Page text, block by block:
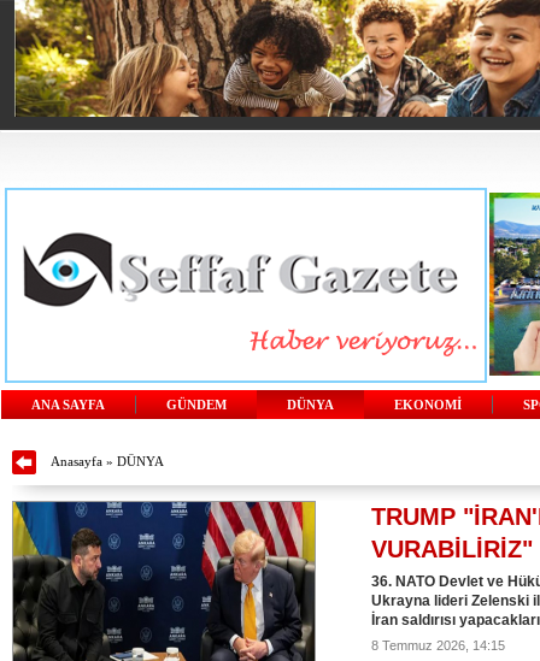
ANA SAYFA GÜNDEM DÜNYA EKONOMİ
Anasayfa » DÜNYA
TRUMP
VURABİLİRİZ"
36. NATO Devlet ve
Ukrayna lideri Zelenski
İran saldırısı
8 Temmuz 2026, 14:15